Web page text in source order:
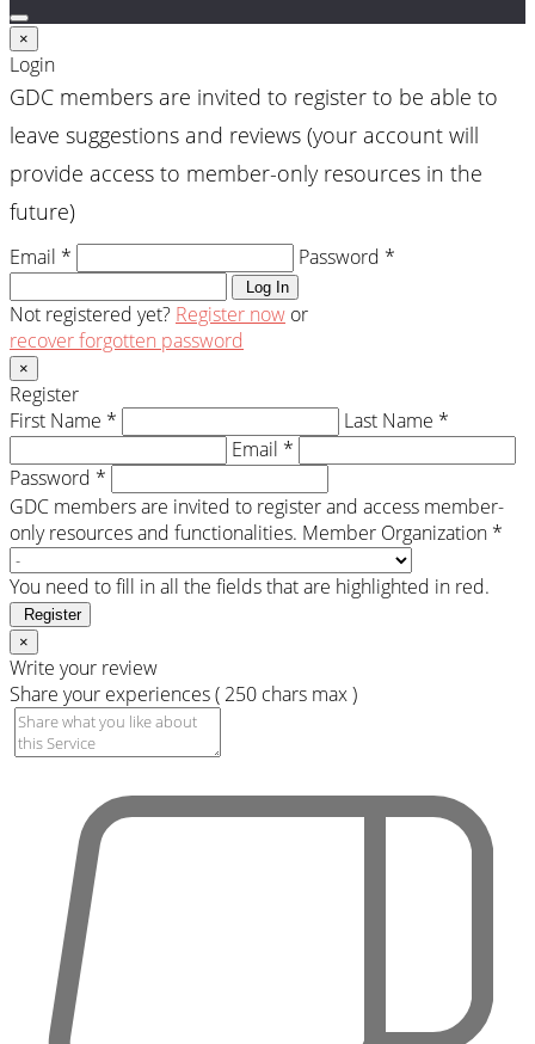
×
Login
GDC members are invited to register to be able to
leave suggestions and reviews (your account will
provide access to member-only resources in the
future)
Email * Password *
Log In
Not registered yet? Register now or
recover forgotten password
×
Register
First Name *
Last Name *
Email *
Password *
GDC members are invited to register and access member-
only resources and functionalities. Member Organization *
You need to fill in all the fields that are highlighted in red.
Register
×
Write your review
Share your experiences ( 250 chars max )